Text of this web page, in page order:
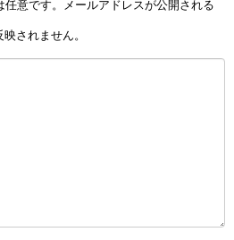
意です。メールアドレスが公開される
されません。